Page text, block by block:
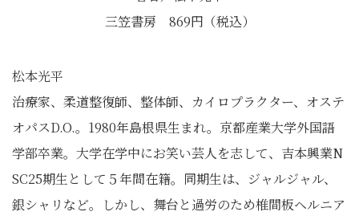
三笠書房 869円（税込）
松本光平
治療家、柔道整復師、整体師、カイロプラクター、オステ
オパスD.O.。1980年島根県生まれ。京都産業大学外国語
学部卒業。大学在学中にお笑い芸人を志して、吉本興業N
SC25期生として５年間在籍。同期生は、ジャルジャル、
銀シャリなど。しかし、舞台と過労のため椎間板ヘルニア